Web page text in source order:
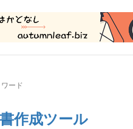
ワード
作成ツール